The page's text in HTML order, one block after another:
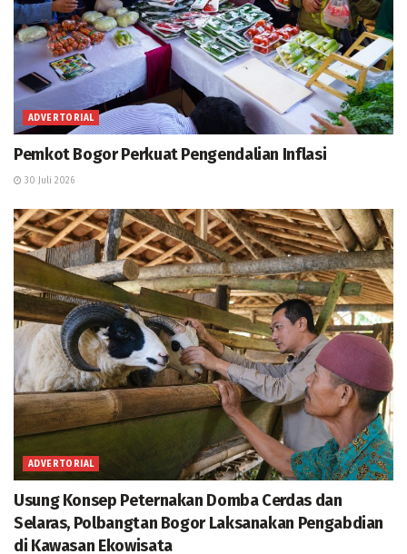
ADVERTORIAL
Pemkot Bogor Perkuat Pengendalian Inflasi
30 Juli 2026
ADVERTORIAL
Usung Konsep Peternakan Domba Cerdas dan
Selaras, Polbangtan Bogor Laksanakan Pengabdian
di Kawasan Ekowisata